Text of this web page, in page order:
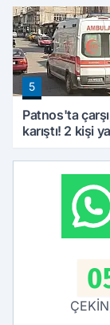
Parası
5
Patnos'ta
karıştı! 2 kişi